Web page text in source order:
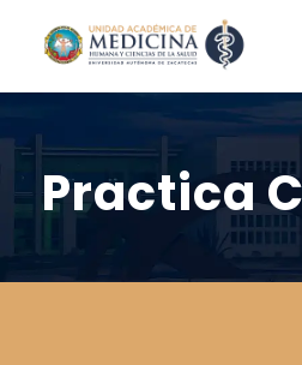
Practica